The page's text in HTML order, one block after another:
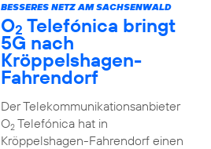
BESSERES NETZ AM SACHSENWALD
O2 Telefónica bringt
5G nach
Kröppelshagen-
Fahrendorf
Der Telekommunikationsanbieter
O2Telefónica hat in
Kröppelshagen-Fahrendorf einen